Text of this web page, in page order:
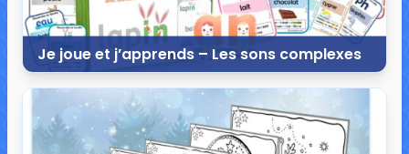
Je joue et j’apprends – Les sons complexes
21 novembre 2020
30 commentaires